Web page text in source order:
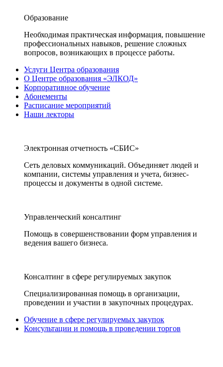
Образование
Необходимая практическая информация, повышение
профессиональных навыков, решение сложных
вопросов, возникающих в процессе работы.
Услуги Центра образования
О Центре образования «ЭЛКОД»
Корпоративное обучение
Абонементы
Расписание мероприятий
Наши лекторы
Электронная отчетность «СБИС»
Сеть деловых коммуникаций. Объединяет людей и
компании, системы управления и учета, бизнес-
процессы и документы в одной системе.
Управленческий консалтинг
Помощь в совершенствовании форм управления и
ведения вашего бизнеса.
Консалтинг в сфере регулируемых закупок
Специализированная помощь в организации,
проведении и участии в закупочных процедурах.
Обучение в сфере регулируемых закупок
Консультации и помощь в проведении торгов